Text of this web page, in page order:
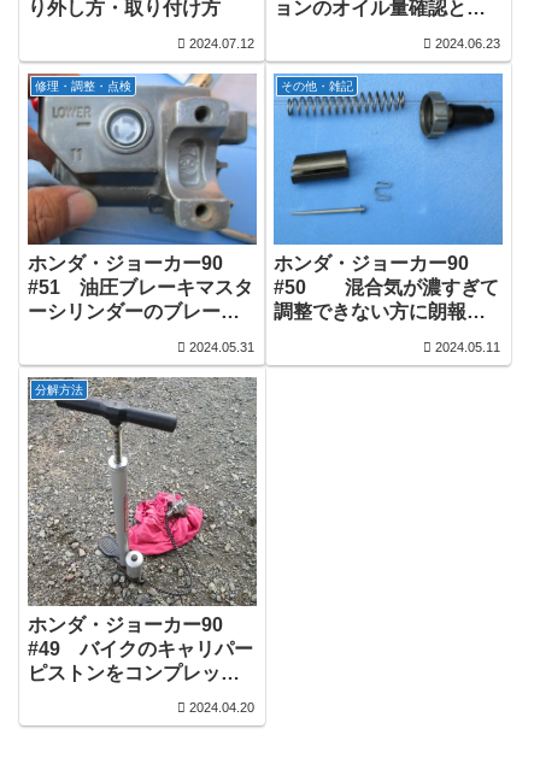
り外し方・取り付け方
2024.07.12
ョンのオイル量確認と交
2024.06.23
修理・調整・点検
ホンダ・ジョーカー90
#51 油圧ブレーキマスタ
ーシリンダーのブレーキ
2024.05.31
その他・雑記
ホンダ・ジョーカー90
#50 混合気が濃すぎて
調整できない方に朗報！
を流用すれば混合気を薄
2024.05.11
分解方法
ホンダ・ジョーカー90
#49 バイクのキャリパー
ピストンをコンプレッサ
の空気入れを使って取り
2024.04.20